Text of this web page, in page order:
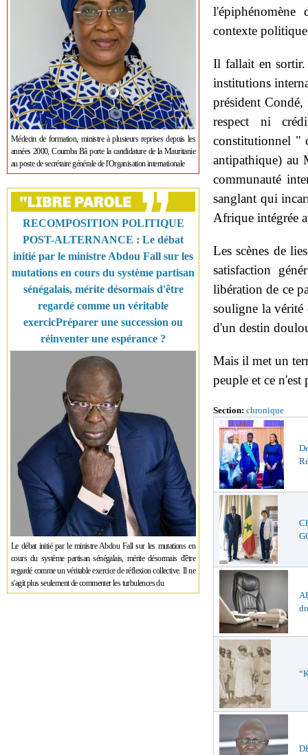
Médecin de formation, ministre à plusieurs reprises depuis les
années 2000, Coumba Bâ porte la candidature de la Mauritanie
au poste de secrétaire générale de l'Organisation internationale
RECOMPOSITION POLITIQUE
POST-ALTERNANCE : Le débat
initié par le ministre Abdou Fall sur les
mutations en cours du système partisan
sénégalais, mérite désormais d'être
regardé comme un véritable
exercicPréparer une succession ou
réinventer une espérance ?
Le débat initié par le ministre Abdou Fall sur les mutations en
cours du système partisan sénégalais, mérite désormais d'être
regardé comme un véritable exercice de réflexion collective. Il ne
s'agit plus seulement de commenter les turbulences du
contexte
Il fallait en sortir.
institutions
président
respect ni
constitutionnel "
antipathique) au
communauté
sanglant qui
Afrique intégrée
Les scènes de
satisfaction
libération de ce
souligne la vérité
d'un destin
Mais il met un
peuple et ce n'est
Section: chronique